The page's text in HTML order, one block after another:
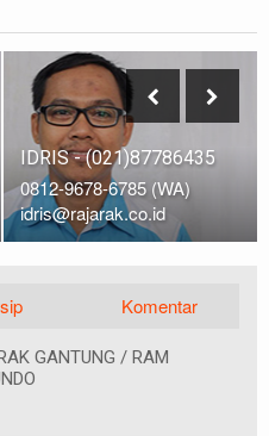
DIDIN - (021)87786434
0812-8855-1012(WA)
didin@rajarak.co.id
Komentar
GANTUNG / RAM